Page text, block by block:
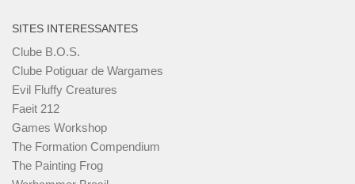
SITES INTERESSANTES
Clube B.O.S.
Clube Potiguar de Wargames
Evil Fluffy Creatures
Faeit 212
Games Workshop
The Formation Compendium
The Painting Frog